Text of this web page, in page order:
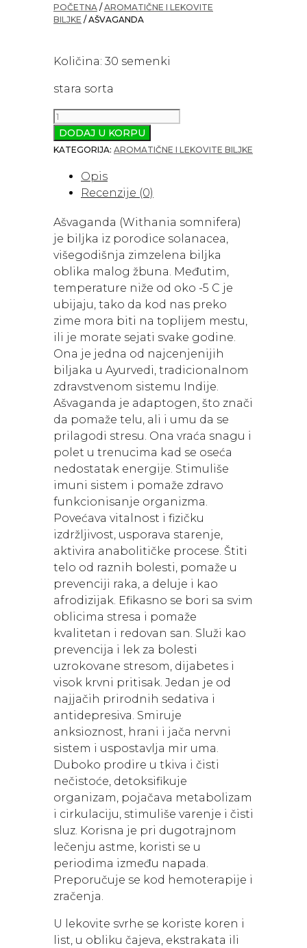
POČETNA / AROMATIČNE I LEKOVITE
BILJKE / AŠVAGANDA
Količina: 30 semenki
stara sorta
Ašvaganda
količina
DODAJ U KORPU
KATEGORIJA: AROMATIČNE I LEKOVITE BILJKE
Opis
Recenzije (0)
Ašvaganda (Withania somnifera)
je biljka iz porodice solanacea,
višegodišnja zimzelena biljka
oblika malog žbuna. Međutim,
temperature niže od oko -5 C je
ubijaju, tako da kod nas preko
zime mora biti na toplijem mestu,
ili je morate sejati svake godine.
Ona je jedna od najcenjenijih
biljaka u Ayurvedi, tradicionalnom
zdravstvenom sistemu Indije.
Ašvaganda je adaptogen, što znači
da pomaže telu, ali i umu da se
prilagodi stresu. Ona vraća snagu i
polet u trenucima kad se oseća
nedostatak energije. Stimuliše
imuni sistem i pomaže zdravo
funkcionisanje organizma.
Povećava vitalnost i fizičku
izdržljivost, usporava starenje,
aktivira anabolitičke procese. Štiti
telo od raznih bolesti, pomaže u
prevenciji raka, a deluje i kao
afrodizijak. Efikasno se bori sa svim
oblicima stresa i pomaže
kvalitetan i redovan san. Služi kao
prevencija i lek za bolesti
uzrokovane stresom, dijabetes i
visok krvni pritisak. Jedan je od
najjačih prirodnih sedativa i
antidepresiva. Smiruje
anksioznost, hrani i jača nervni
sistem i uspostavlja mir uma.
Duboko prodire u tkiva i čisti
nečistoće, detoksifikuje
organizam, pojačava metabolizam
i cirkulaciju, stimuliše varenje i čisti
sluz. Korisna je pri dugotrajnom
lečenju astme, koristi se u
periodima između napada.
Preporučuje se kod hemoterapije i
zračenja.
U lekovite svrhe se koriste koren i
list, u obliku čajeva, ekstrakata ili